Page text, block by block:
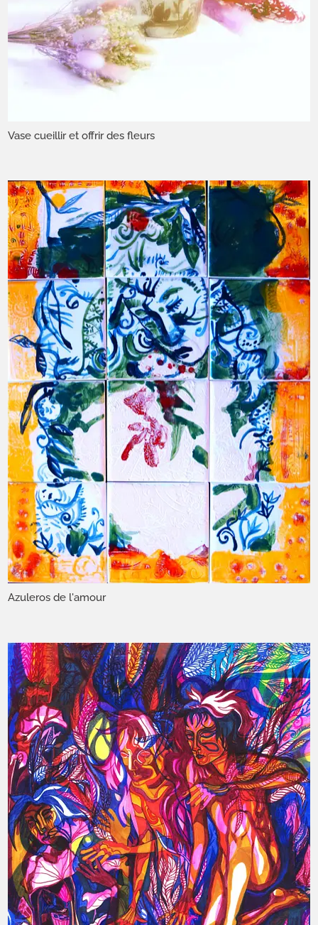
Vase cueillir et offrir des fleurs
Azuleros de l'amour